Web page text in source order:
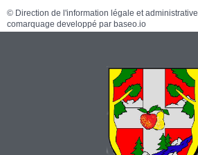
© Direction de l'information légale et administrative
comarquage developpé par baseo.io